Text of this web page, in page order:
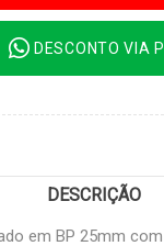
DESCONTO VIA
DESCRIÇÃO
em BP 25mm